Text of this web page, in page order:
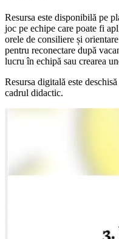
Resursa este disponibilă pe
joc pe echipe care poate fi
orele de consiliere și
pentru reconectare după
lucru în echipă sau crearea
Resursa digitală este
cadrul didactic.